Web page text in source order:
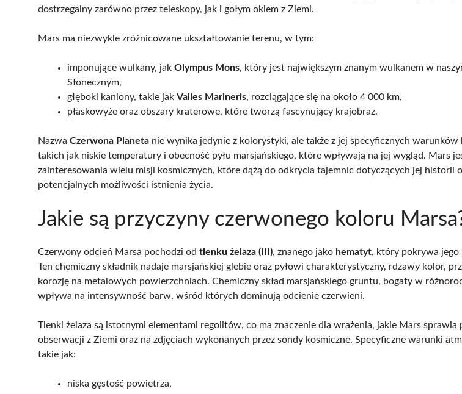
dostrzegalny zarówno przez teleskopy, jak i gołym okiem z Ziemi.
Mars ma niezwykle zróżnicowane ukształtowanie terenu, w tym:
imponujące wulkany, jak Olympus Mons, który jest największym znanym wulkanem w
Słonecznym,
głęboki kaniony, takie jak Valles Marineris, rozciągające się na około 4 000 km,
płaskowyże oraz obszary kraterowe, które tworzą fascynujący krajobraz.
Nazwa Czerwona Planeta nie wynika jedynie z kolorystyki, ale także z jej specyficznych warunków
takich jak niskie temperatury i obecność pyłu marsjańskiego, które wpływają na jej wygląd. Mars
zainteresowania wielu misji kosmicznych, które dążą do odkrycia tajemnic dotyczących jej historii
potencjalnych możliwości istnienia życia.
Jakie są przyczyny czerwonego koloru
Czerwony odcień Marsa pochodzi od tlenku żelaza (III), znanego jako hematyt, który pokrywa jego
Ten chemiczny składnik nadaje marsjańskiej glebie oraz pyłowi charakterystyczny, rdzawy kolor,
korozję na metalowych powierzchniach. Chemiczny skład marsjańskiego gruntu, bogaty w
wpływa na intensywność barw, wśród których dominują odcienie czerwieni.
Tlenki żelaza są istotnymi elementami regolitów, co ma znaczenie dla wrażenia, jakie Mars sprawia
obserwacji z Ziemi oraz na zdjęciach wykonanych przez sondy kosmiczne. Specyficzne warunki
takie jak:
niska gęstość powietrza,